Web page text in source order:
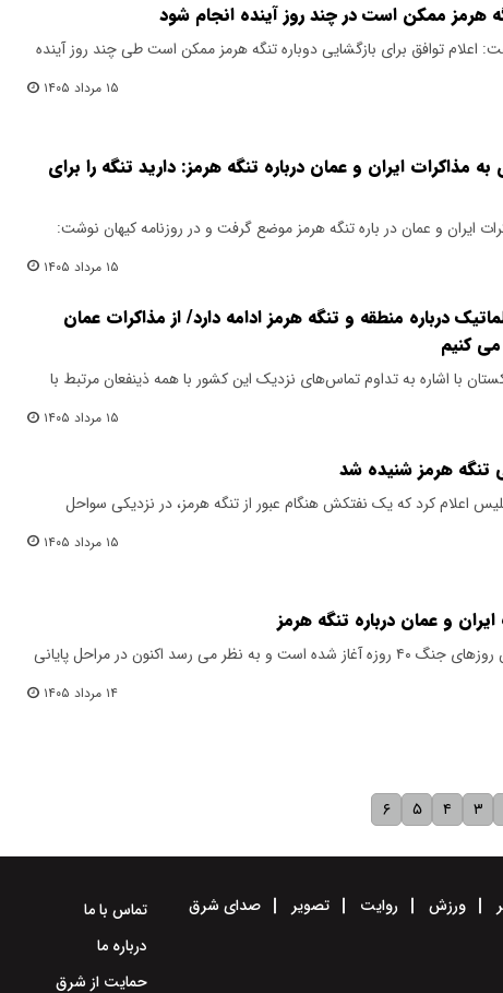
هرمز ممکن است در چند روز آینده انجام شود
اعلام توافق برای بازگشایی دوباره تنگه هرمز ممکن است طی چند روز آینده
۱۵ مرداد ۱۴۰۵
مذاکرات ایران و عمان درباره تنگه هرمز: دارید تنگه را برای
ایران و عمان در باره تنگه هرمز موضع گرفت و در روزنامه کیهان نوشت:
۱۵ مرداد ۱۴۰۵
درباره منطقه و تنگه هرمز ادامه دارد/ از مذاکرات عمان
کنیم
با اشاره به تداوم تماس‌های نزدیک این کشور با همه ذینفعان مرتبط با
۱۵ مرداد ۱۴۰۵
اعلام کرد که یک نفتکش هنگام عبور از تنگه هرمز، در نزدیکی سواحل
۱۵ مرداد ۱۴۰۵
و عمان درباره تنگه هرمز
مذاکرات ایران و عمان از آخرین روزهای جنگ ۴۰ روزه آغاز شده است و به نظر می رسد اکنون در مراحل پایانی
۱۴ مرداد ۱۴۰۵
۳ ۴ ۵ ۶
ورزش روایت تصویر صدای شرق
تماس با ما
درباره ما
حمایت از شرق